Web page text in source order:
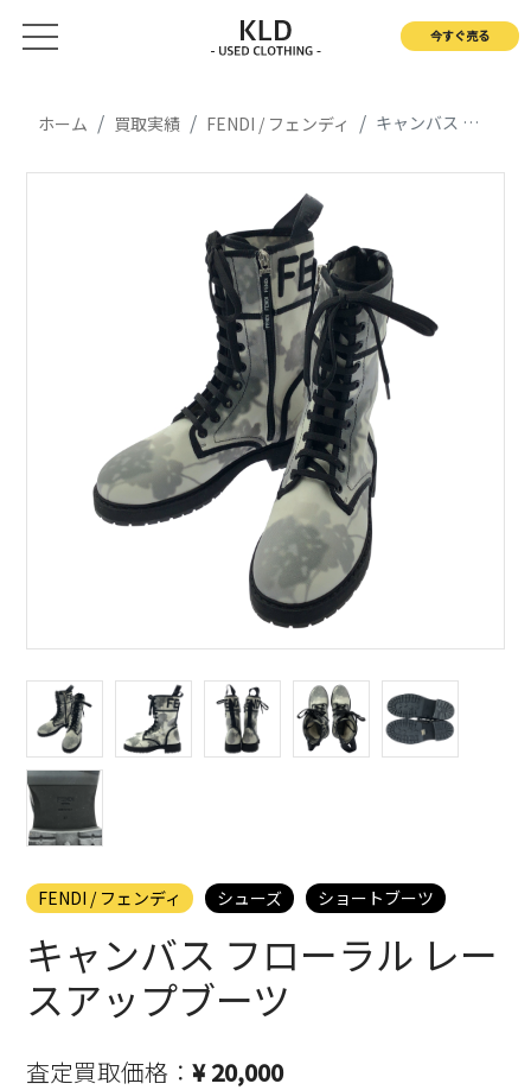
今すぐ売る
ホーム 買取実績 FENDI / フェンディ キャンバス フローラル レースアップブーツ
FENDI / フェンディ シューズ ショートブーツ
キャンバス フローラル レー
スアップブーツ
査定買取価格：¥ 20,000